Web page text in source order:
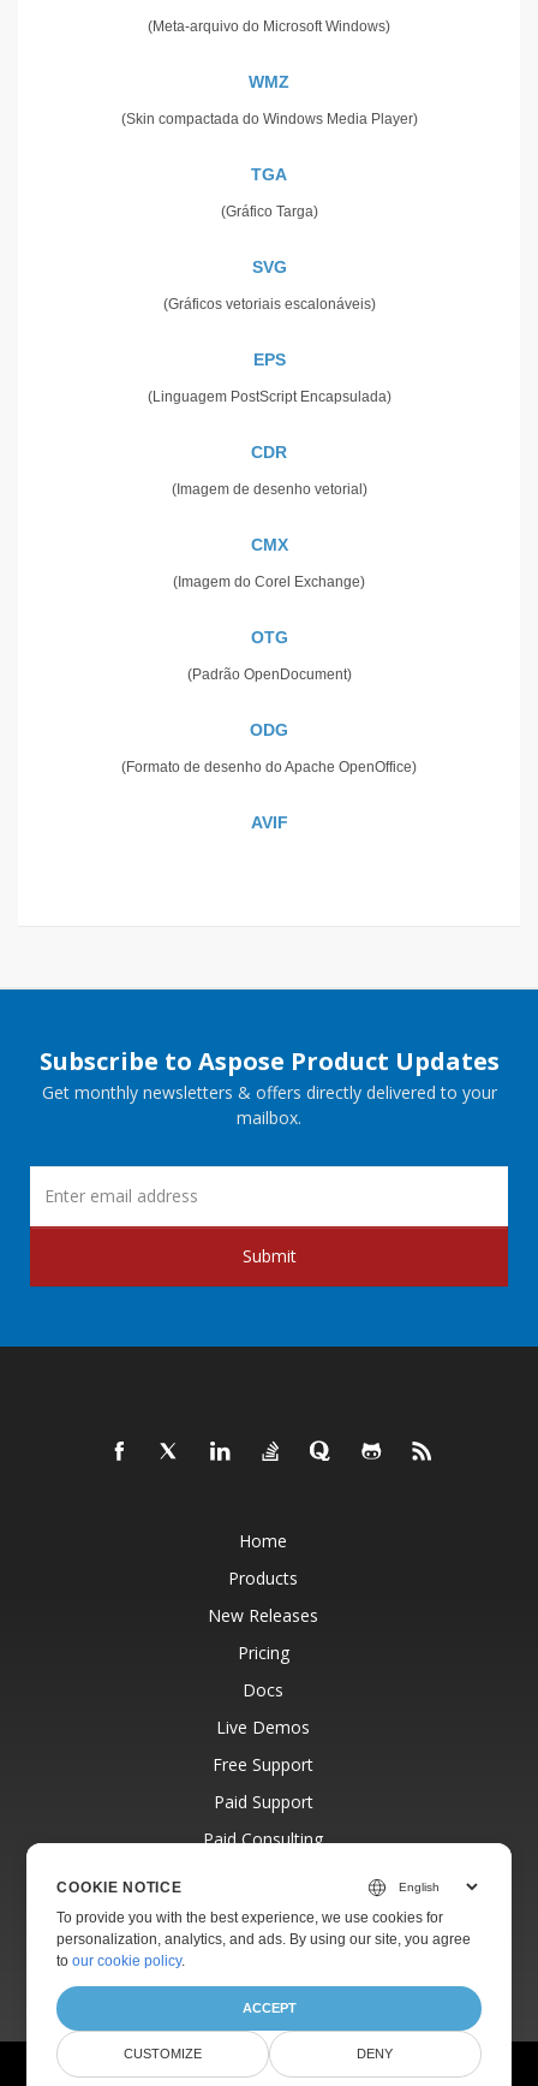
(Meta-arquivo do Microsoft Windows)
WMZ
(Skin compactada do Windows Media Player)
TGA
(Gráfico Targa)
SVG
(Gráficos vetoriais escalonáveis)
EPS
(Linguagem PostScript Encapsulada)
CDR
(Imagem de desenho vetorial)
CMX
(Imagem do Corel Exchange)
OTG
(Padrão OpenDocument)
ODG
(Formato de desenho do Apache OpenOffice)
AVIF
Subscribe to Aspose Product Updates
Get monthly newsletters & offers directly delivered to your
mailbox.
Submit
Home
Products
New Releases
Pricing
Docs
Live Demos
Free Support
Paid Support
Paid Consulting
Websites
About
© Aspose Pty Ltd 2001-2026.
COOKIE NOTICE
To provide you with the best experience, we use cookies for
personalization, analytics, and ads. By using our site, you agree
toour cookie policy.
ACCEPT
CUSTOMIZE DENY